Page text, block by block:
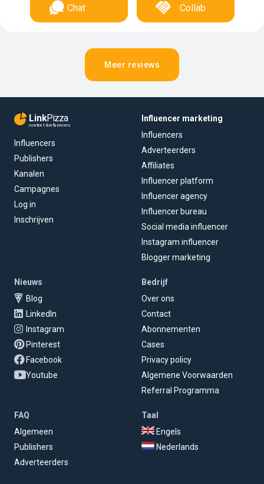
Chat Collab
Meer reviews
LinkPizza
content & influencers
Influencers
Publishers
Kanalen
Campagnes
Log in
Inschrijven
Influencer marketing
Influencers
Adverteerders
Affiliates
Influencer platform
Influencer agency
Influencer bureau
Social media influencer
Instagram influencer
Blogger marketing
Nieuws
Blog
LinkedIn
Instagram
Pinterest
Facebook
Youtube
Bedrijf
Over ons
Contact
Abonnementen
Cases
Privacy policy
Algemene Voorwaarden
Referral Programma
FAQ
Algemeen
Publishers
Adverteerders
Taal
Engels
Nederlands